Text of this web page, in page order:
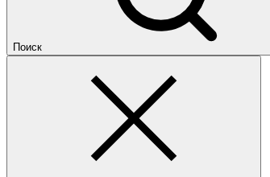
Поиск